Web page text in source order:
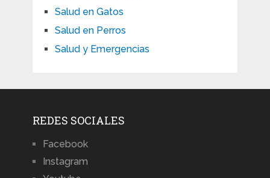
Salud en Gatos
Salud en Perros
Salud y Emergencias
REDES SOCIALES
Facebook
Instagram